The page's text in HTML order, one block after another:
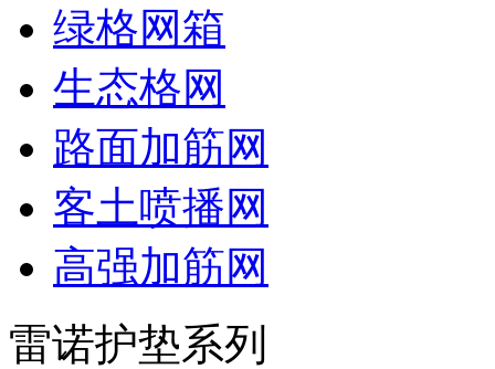
绿格网箱
生态格网
路面加筋网
客土喷播网
高强加筋网
雷诺护垫系列